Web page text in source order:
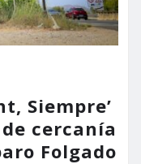
Siempre’
cercanía
Folgado